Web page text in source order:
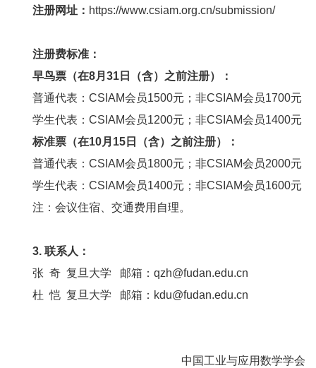
注册网址： https://www.csiam.org.cn/submission/
注册费标准：
早鸟票（在8月31日（含）之前注册）：
普通代表：CSIAM会员1500元；非CSIAM会员1700元
学生代表：CSIAM会员1200元；非CSIAM会员1400元
标准票（在10月15日（含）之前注册）：
普通代表：CSIAM会员1800元；非CSIAM会员2000元
学生代表：CSIAM会员1400元；非CSIAM会员1600元
注：会议住宿、交通费用自理。
3. 联系人：
张 奇 复旦大学 邮箱： qzh@fudan.edu.cn
杜 恺 复旦大学 邮箱： kdu@fudan.edu.cn
中国工业与应用数学学会